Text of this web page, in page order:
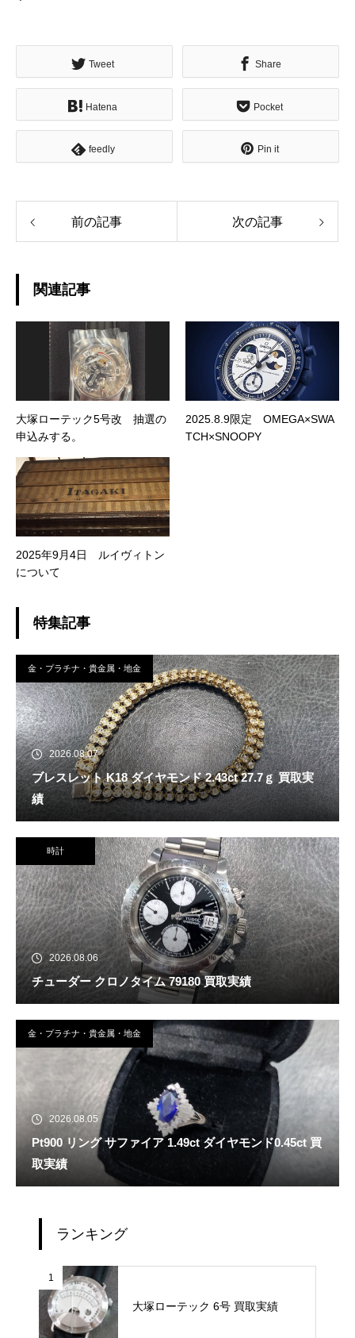
Tweet Share
Hatena Pocket
feedly Pin it
前の記事 次の記事
関連記事
大塚ローテック5号改 抽選の
申込みする。
2025.8.9限定 OMEGA×SWA
TCH×SNOOPY
2025年9月4日 ルイヴィトン
について
特集記事
金・プラチナ・貴金属・地金
2026.08.07
ブレスレット K18 ダイヤモンド 2.43ct 27.7ｇ 買取実
績
時計
2026.08.06
チューダー クロノタイム 79180 買取実績
金・プラチナ・貴金属・地金
2026.08.05
Pt900 リング サファイア 1.49ct ダイヤモンド0.45ct 買
取実績
ランキング
1
大塚ローテック 6号 買取実績